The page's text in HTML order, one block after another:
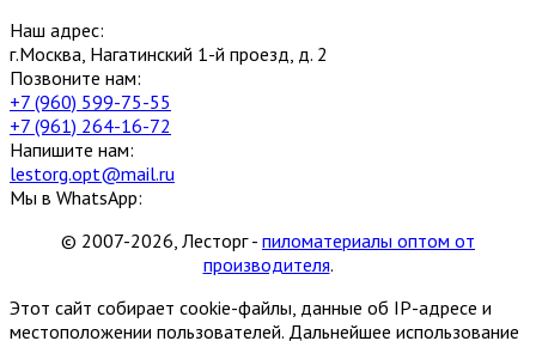
Наш адрес:
г.Москва, Нагатинский 1-й проезд, д. 2
Позвоните нам:
+7 (960) 599-75-55
+7 (961) 264-16-72
Напишите нам:
lestorg.opt@mail.ru
Мы в WhatsApp:
© 2007-2026, Лесторг - пиломатериалы оптом от
производителя.
Этот сайт собирает cookie-файлы, данные об IP-адресе и
местоположении пользователей. Дальнейшее использование